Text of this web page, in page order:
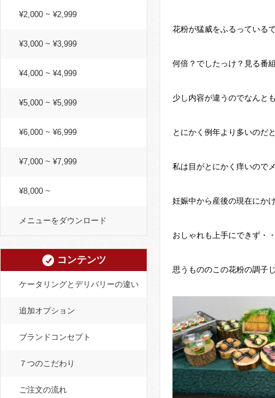
花粉が猛威をふるっている
何倍？でしたっけ？見る番
少し内容が違うのでなんと
とにかく例年より多いのだ
私は目がとにかく痒いので
妊娠中から産後の現在にか
おしゃれも上手にできず・
思うもののこの花粉の調子
¥2,000 ~ ¥2,999
¥3,000 ~ ¥3,999
¥4,000 ~ ¥4,999
¥5,000 ~ ¥5,999
¥6,000 ~ ¥6,999
¥7,000 ~ ¥7,999
¥8,000 ~
メニューをダウンロード
コンテンツ
ケータリングとデリバリーの違い
追加オプション
ブランドコンセプト
７つのこだわり
ご注文の流れ